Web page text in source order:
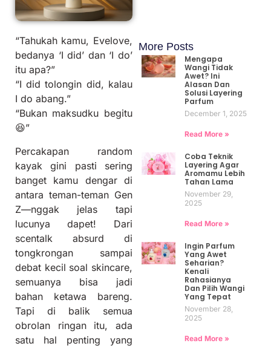
“Tahukah kamu, Evelove,
bedanya ‘I did’ dan ‘I do’
itu apa?”
“I did tolongin did, kalau
I do abang.”
“Bukan maksudku begitu
😆”
Percakapan random
kayak gini pasti sering
banget kamu dengar di
antara teman-teman Gen
Z—nggak jelas tapi
lucunya dapet! Dari
scentalk absurd di
tongkrongan sampai
debat kecil soal skincare,
semuanya bisa jadi
bahan ketawa bareng.
Tapi di balik semua
obrolan ringan itu, ada
satu hal penting yang
More Posts
Mengapa
Wangi Tidak
Awet? Ini
Alasan Dan
Solusi Layering
Parfum
December 1, 2025
Read More »
Coba Teknik
Layering Agar
Aromamu Lebih
Tahan Lama
November 29,
2025
Read More »
Ingin Parfum
Yang Awet
Seharian?
Kenali
Rahasianya
Dan Pilih Wangi
Yang Tepat
November 28,
2025
Read More »